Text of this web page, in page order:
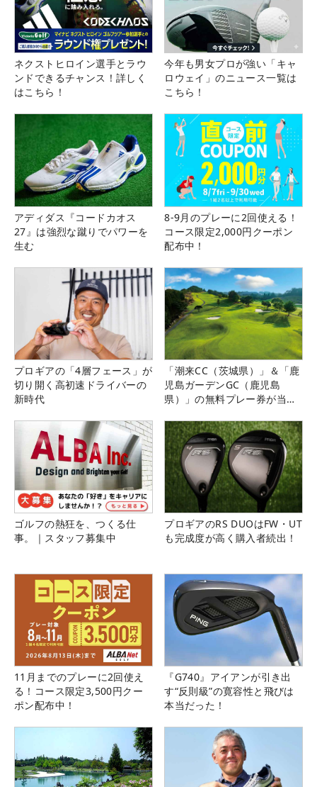
ネクストヒロイン選手とラウ
ンドできるチャンス！詳しく
はこちら！
今年も男女プロが強い「キャ
ロウェイ」のニュース一覧は
こちら！
アディダス『コードカオス
27』は強烈な蹴りでパワーを
生む
8-9月のプレーに2回使える！
コース限定2,000円クーポン
配布中！
プロギアの「4層フェース」が
切り開く高初速ドライバーの
新時代
「潮来CC（茨城県）」＆「鹿
児島ガーデンGC（鹿児島
県）」の無料プレー券が当た
ゴルフの熱狂を、つくる仕
事。｜スタッフ募集中
プロギアのRS DUOはFW・UT
も完成度が高く購入者続出！
11月までのプレーに2回使え
る！コース限定3,500円クー
ポン配布中！
『G740』アイアンが引き出
す“反則級”の寛容性と飛びは
本当だった！